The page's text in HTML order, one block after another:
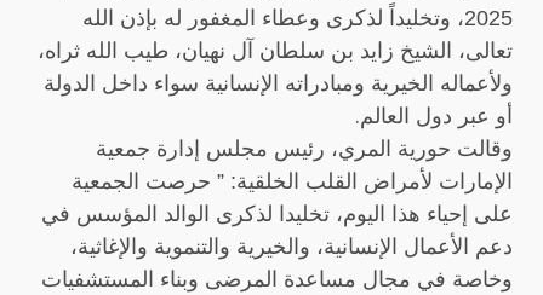
2025، وتخليداً لذكرى وعطاء المغفور له بإذن الله
تعالى، الشيخ زايد بن سلطان آل نهيان، طيب الله ثراه،
ولأعماله الخيرية ومبادراته الإنسانية سواء داخل الدولة
أو عبر دول العالم.
وقالت حورية المري، رئيس مجلس إدارة جمعية
الإمارات لأمراض القلب الخلقية: ” حرصت الجمعية
على إحياء هذا اليوم، تخليدا لذكرى الوالد المؤسس في
دعم الأعمال الإنسانية، والخيرية والتنموية والإغاثية،
وخاصة في مجال مساعدة المرضى وبناء المستشفيات